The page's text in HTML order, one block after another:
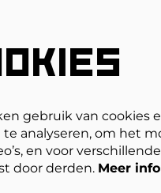
Privacy,
ANBI
gebruik van cookies
analyseren, om het
en voor
door derden. Meer